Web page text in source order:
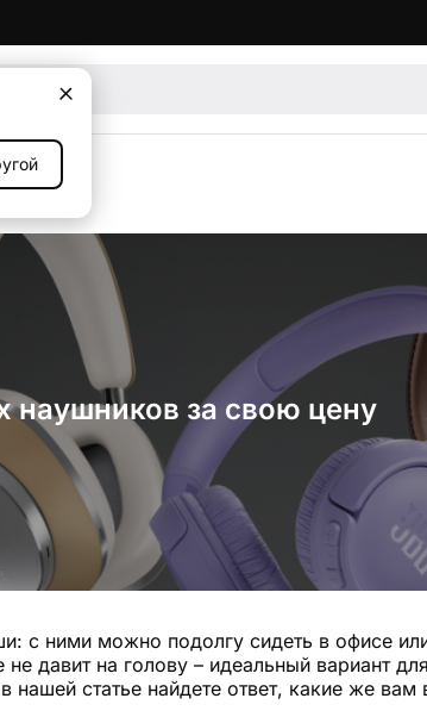
наушников за свою цену
с ними можно подолгу сидеть в офисе
давит на голову – идеальный вариант
статье найдете ответ, какие же вам